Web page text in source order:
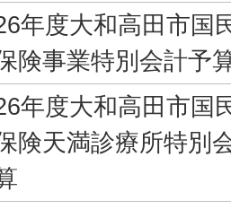
年度大和高田市国
険事業特別会計予
年度大和高田市国
険天満診療所特別